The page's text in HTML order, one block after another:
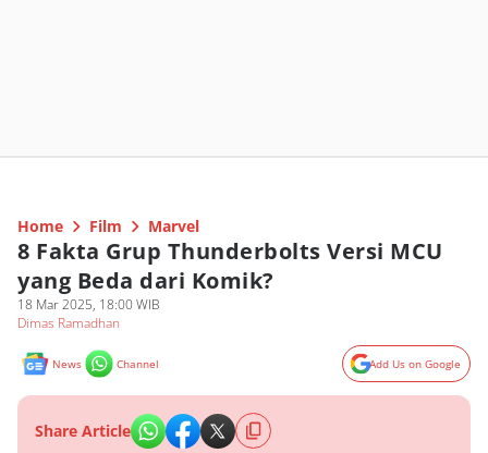
Home Film Marvel
8 Fakta Grup Thunderbolts Versi MCU
yang Beda dari Komik?
18 Mar 2025, 18:00 WIB
Dimas Ramadhan
News Channel Add Us on Google
Share Article